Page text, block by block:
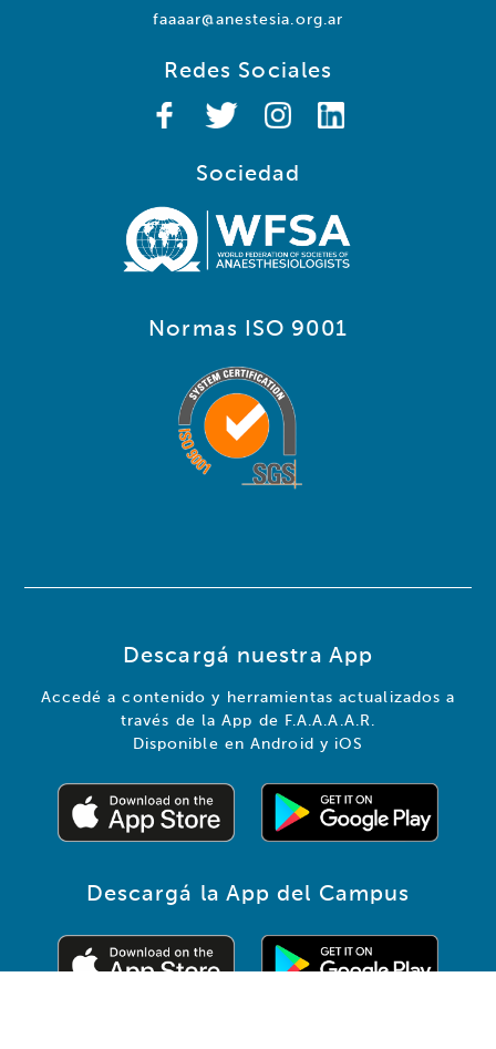
faaaar@anestesia.org.ar
Redes Sociales
Sociedad
Normas ISO 9001
Descargá nuestra App
Accedé a contenido y herramientas actualizados a
través de la App de F.A.A.A.A.R.
Disponible en Android y iOS
Descargá la App del Campus